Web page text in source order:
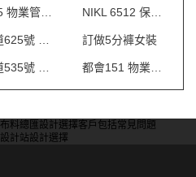
AVA55 物業管理會所制服
訂做5分褲女裝
布料總匯設計選擇客戶包括常見問題
設計站設計選擇